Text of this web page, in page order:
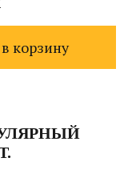
корзину